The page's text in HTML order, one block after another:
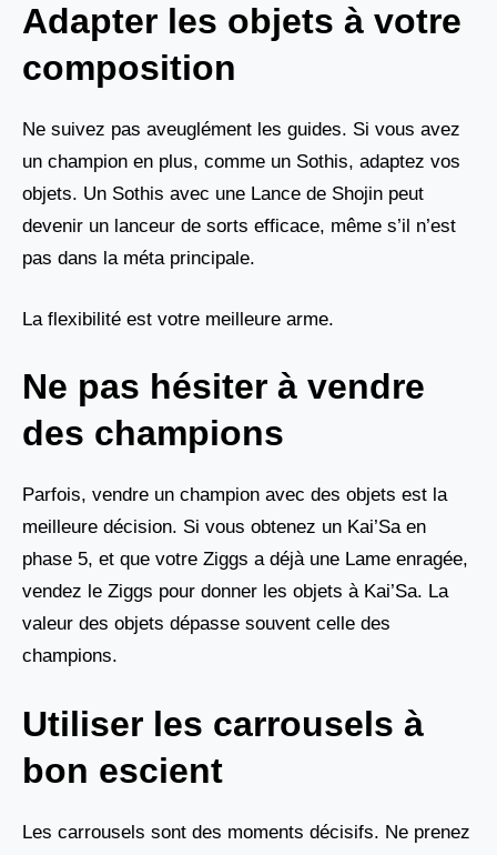
Adapter les objets à votre
composition
Ne suivez pas aveuglément les guides. Si vous avez
un champion en plus, comme un Sothis, adaptez vos
objets. Un Sothis avec une Lance de Shojin peut
devenir un lanceur de sorts efficace, même s’il n’est
pas dans la méta principale.
La flexibilité est votre meilleure arme.
Ne pas hésiter à vendre
des champions
Parfois, vendre un champion avec des objets est la
meilleure décision. Si vous obtenez un Kai’Sa en
phase 5, et que votre Ziggs a déjà une Lame enragée,
vendez le Ziggs pour donner les objets à Kai’Sa. La
valeur des objets dépasse souvent celle des
champions.
Utiliser les carrousels à
bon escient
Les carrousels sont des moments décisifs. Ne prenez